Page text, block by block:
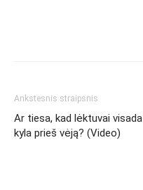
Ankstesnis straipsnis
Ar tiesa, kad lėktuvai visada
kyla prieš vėją? (Video)